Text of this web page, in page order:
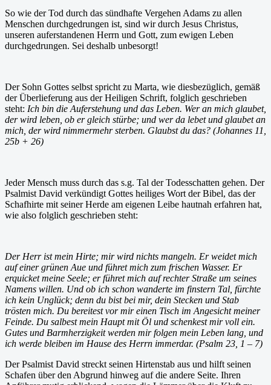
So wie der Tod durch das sündhafte Vergehen Adams zu allen
Menschen durchgedrungen ist, sind wir durch Jesus Christus,
unseren auferstandenen Herrn und Gott, zum ewigen Leben
durchgedrungen. Sei deshalb unbesorgt!
Der Sohn Gottes selbst spricht zu Marta, wie diesbezüglich, gemäß
der Überlieferung aus der Heiligen Schrift, folglich geschrieben
steht: Ich bin die Auferstehung und das Leben. Wer an mich glaubet,
der wird leben, ob er gleich stürbe; und wer da lebet und glaubet an
mich, der wird nimmermehr sterben. Glaubst du das? (Johannes 11,
25b + 26)
Jeder Mensch muss durch das s.g. Tal der Todesschatten gehen. Der
Psalmist David verkündigt Gottes heiliges Wort der Bibel, das der
Schafhirte mit seiner Herde am eigenen Leibe hautnah erfahren hat,
wie also folglich geschrieben steht:
Der Herr ist mein Hirte; mir wird nichts mangeln. Er weidet mich
auf einer grünen Aue und führet mich zum frischen Wasser. Er
erquicket meine Seele; er führet mich auf rechter Straße um seines
Namens willen. Und ob ich schon wanderte im finstern Tal, fürchte
ich kein Unglück; denn du bist bei mir, dein Stecken und Stab
trösten mich. Du bereitest vor mir einen Tisch im Angesicht meiner
Feinde. Du salbest mein Haupt mit Öl und schenkest mir voll ein.
Gutes und Barmherzigkeit werden mir folgen mein Leben lang, und
ich werde bleiben im Hause des Herrn immerdar. (Psalm 23, 1 – 7)
Der Psalmist David streckt seinen Hirtenstab aus und hilft seinen
Schafen über den Abgrund hinweg auf die andere Seite. Ihren